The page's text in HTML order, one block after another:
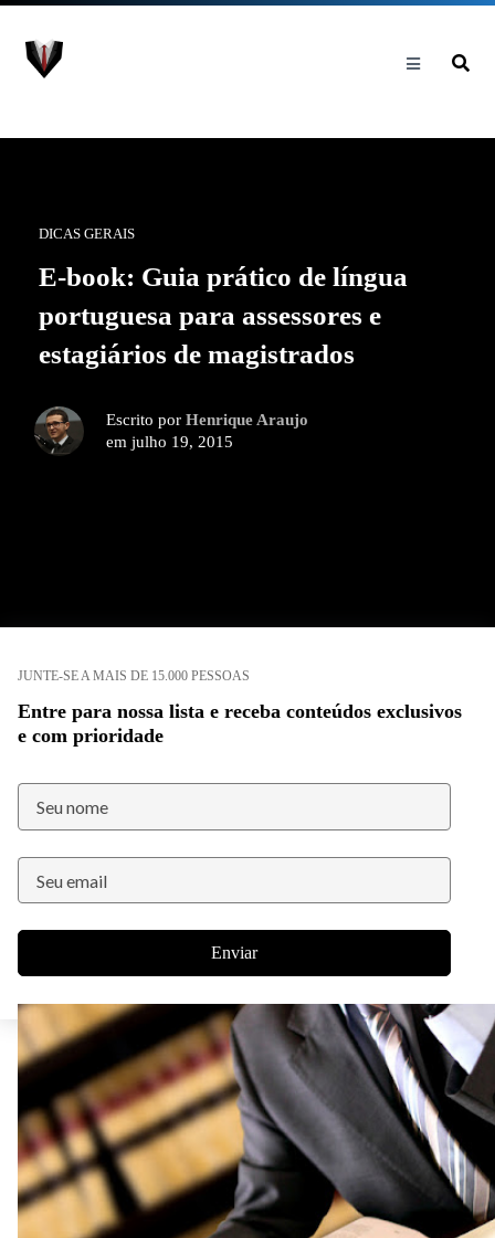
DICAS GERAIS
E-book: Guia prático de língua
portuguesa para assessores e
estagiários de magistrados
Escrito por Henrique Araujo
em julho 19, 2015
JUNTE-SE A MAIS DE 15.000 PESSOAS
Entre para nossa lista e receba conteúdos exclusivos
e com prioridade
Enviar